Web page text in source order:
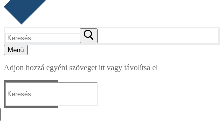
Menü
Adjon hozzá egyéni szöveget itt vagy távolítsa el
Keresése: